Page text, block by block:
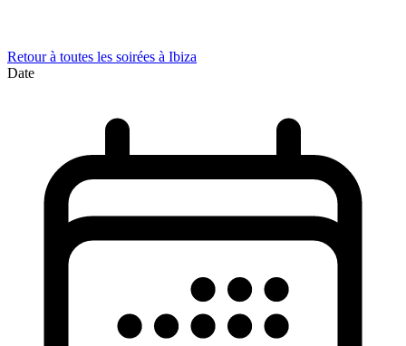
Retour à toutes les soirées à Ibiza
Date